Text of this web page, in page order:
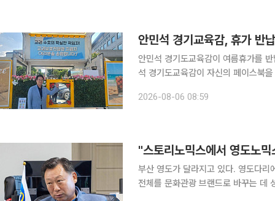
안민석 경기교육감, 휴가 반
안민석 경기도교육감이 여름휴가를 반납
석 경기도교육감이 자신의 페이스북
2026-08-06 08:59
부산 영도가 달라지고 있다. 영도다리에서 시작된 이야기가 태종대와 피란역사, 커피거리를 거쳐 섬
전체를 문화관광 브랜드로 바꾸는 데 성공했다.